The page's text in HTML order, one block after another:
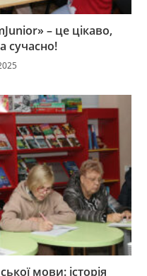
– це цікаво,
сучасно!
мови: історія